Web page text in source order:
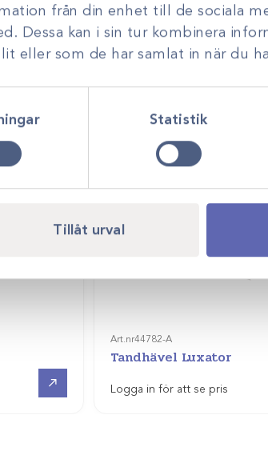
från din enhet till de sociala
Dessa kan i sin tur kombinera
eller som de har samlat in när du
Statistik
Tillåt urval
Art.nr44782-A
Tandhävel Luxator
Logga in för att se pris